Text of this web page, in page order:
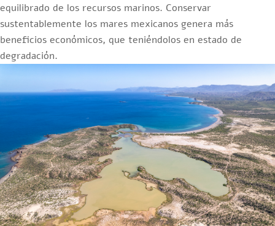
equilibrado de los recursos marinos. Conservar
sustentablemente los mares mexicanos genera más
beneficios económicos, que teniéndolos en estado de
degradación.